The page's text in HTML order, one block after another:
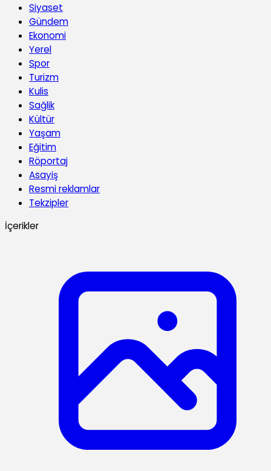
Siyaset
Gündem
Ekonomi
Yerel
Spor
Turizm
Kulis
Sağlik
Kültür
Yaşam
Eğitim
Röportaj
Asayiş
Resmi reklamlar
Tekzipler
İçerikler